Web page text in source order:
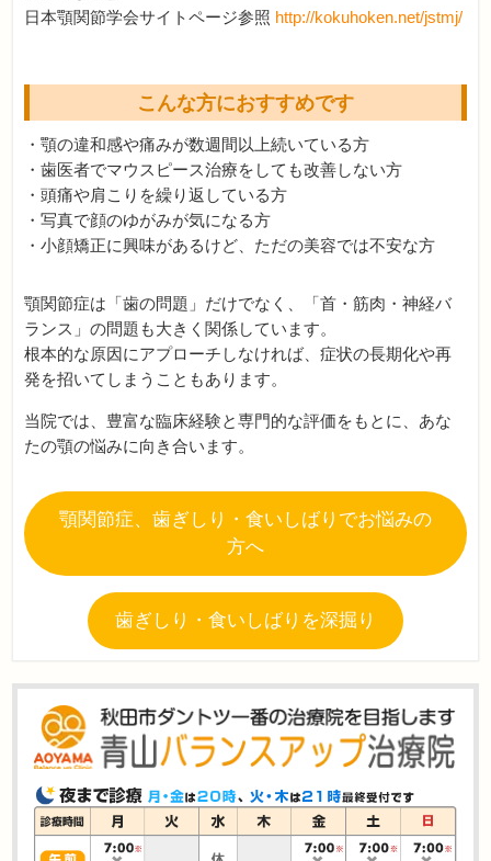
日本顎関節学会サイトページ参照 http://kokuhoken.net/jstmj/
こんな方におすすめです
・顎の違和感や痛みが数週間以上続いている方
・歯医者でマウスピース治療をしても改善しない方
・頭痛や肩こりを繰り返している方
・写真で顔のゆがみが気になる方
・小顔矯正に興味があるけど、ただの美容では不安な方
顎関節症は「歯の問題」だけでなく、「首・筋肉・神経バ
ランス」の問題も大きく関係しています。
根本的な原因にアプローチしなければ、症状の長期化や再
発を招いてしまうこともあります。
当院では、豊富な臨床経験と専門的な評価をもとに、あな
たの顎の悩みに向き合います。
顎関節症、歯ぎしり・食いしばりでお悩みの
方へ
歯ぎしり・食いしばりを深掘り